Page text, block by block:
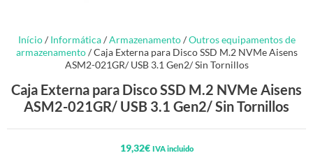
Início/ Informática/Armazenamento/Outros equipamentos de
armazenamento/ Caja Externa para Disco SSD M.2 NVMe Aisens
ASM2-021GR/ USB 3.1 Gen2/ Sin Tornillos
Caja Externa para Disco SSD M.2 NVMe Aisens
ASM2-021GR/ USB 3.1 Gen2/ Sin Tornillos
19,32€ IVA incluido